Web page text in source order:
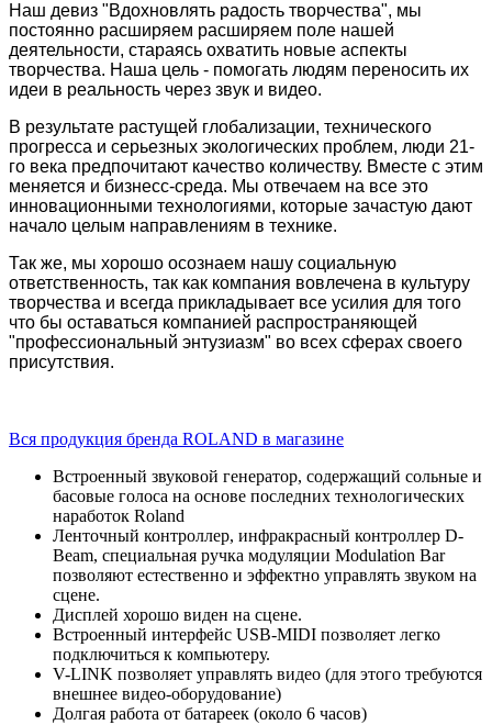
Наш девиз "Вдохновлять радость творчества", мы
постоянно расширяем расширяем поле нашей
деятельности, стараясь охватить новые аспекты
творчества. Наша цель - помогать людям переносить их
идеи в реальность через звук и видео.
В результате растущей глобализации, технического
прогресса и серьезных экологических проблем, люди 21-
го века предпочитают качество количеству. Вместе с этим
меняется и бизнесс-среда. Мы отвечаем на все это
инновационными технологиями, которые зачастую дают
начало целым направлениям в технике.
Так же, мы хорошо осознаем нашу социальную
ответственность, так как компания вовлечена в культуру
творчества и всегда прикладывает все усилия для того
что бы оставаться компанией распространяющей
"профессиональный энтузиазм" во всех сферах своего
присутствия.
Вся продукция бренда ROLAND в магазине
Встроенный звуковой генератор, содержащий сольные и
басовые голоса на основе последних технологических
наработок Roland
Ленточный контроллер, инфракрасный контроллер D-
Beam, специальная ручка модуляции Modulation Bar
позволяют естественно и эффектно управлять звуком на
сцене.
Дисплей хорошо виден на сцене.
Встроенный интерфейс USB-MIDI позволяет легко
подключиться к компьютеру.
V-LINK позволяет управлять видео (для этого требуются
внешнее видео-оборудование)
Долгая работа от батареек (около 6 часов)